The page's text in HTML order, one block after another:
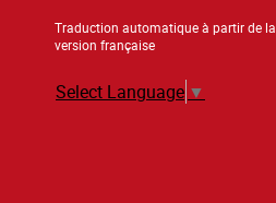
Traduction automatique à partir de la
version française
Select Language ▼